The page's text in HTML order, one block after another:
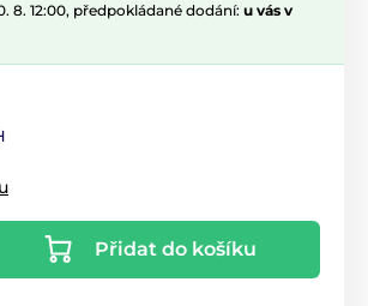
8. 12:00, předpokládané dodání: u vás v
Přidat do košíku